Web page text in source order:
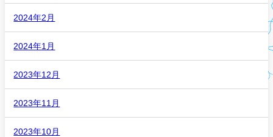
2024年2月
2024年1月
2023年12月
2023年11月
2023年10月